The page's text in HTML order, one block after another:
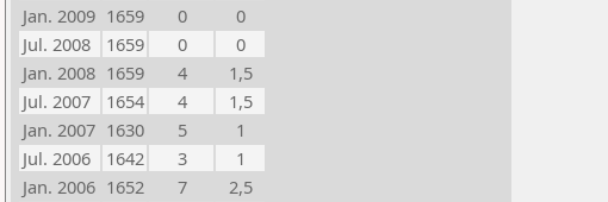
Jan. 2009 1659 0
0
Jul. 2008
1659 0
0
Jan. 2008 1659 4
1,5
Jul. 2007
1654 4
1,5
Jan. 2007 1630 5
1
Jul. 2006
1642 3
1
Jan. 2006 1652 7
2,5